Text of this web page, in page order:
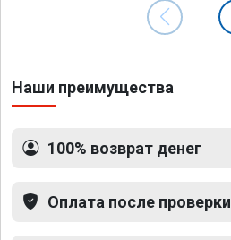
Наши преимущества
100% возврат денег
Оплата после проверки